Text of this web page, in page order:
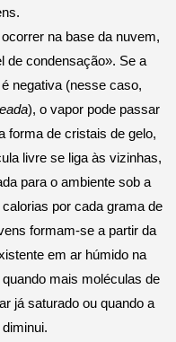
na base da nuvem,
de condensação». Se a
negativa (nesse caso,
), o vapor pode passar
forma de cristais de gelo,
livre se liga às vizinhas,
para o ambiente sob a
por cada grama de
formam-se a partir da
em ar húmido na
mais moléculas de
já saturado ou quando a